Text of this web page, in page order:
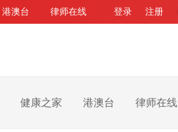
港澳台 律师在线 登录 注册
健康之家 港澳台 律师在线